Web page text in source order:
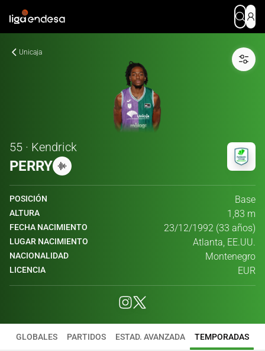
Unicaja
55 · Kendrick
PERRY
POSICIÓN Base
ALTURA 1,83 m
FECHA NACIMIENTO 23/12/1992 (33 años)
LUGAR NACIMIENTO Atlanta, EE.UU.
NACIONALIDAD Montenegro
LICENCIA EUR
GLOBALES PARTIDOS ESTAD. AVANZADA TEMPORADAS